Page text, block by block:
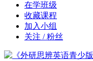
在学班级
收藏课程
加入小组
关注 / 粉丝